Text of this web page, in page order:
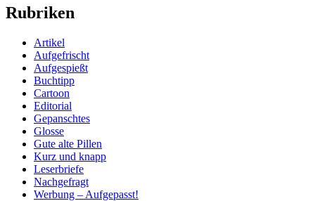
Rubriken
Artikel
Aufgefrischt
Aufgespießt
Buchtipp
Cartoon
Editorial
Gepanschtes
Glosse
Gute alte Pillen
Kurz und knapp
Leserbriefe
Nachgefragt
Werbung – Aufgepasst!